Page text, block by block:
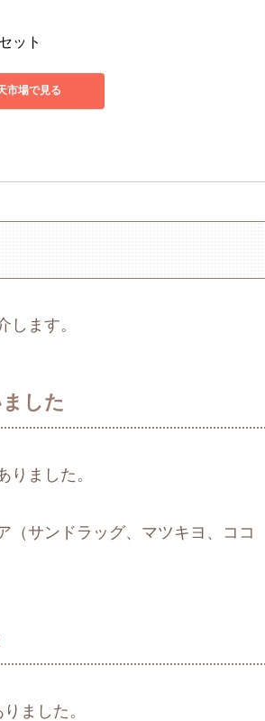
ット
市場で見る
ます。
した
ました。
（サンドラッグ、マツキヨ、ココ
ました。